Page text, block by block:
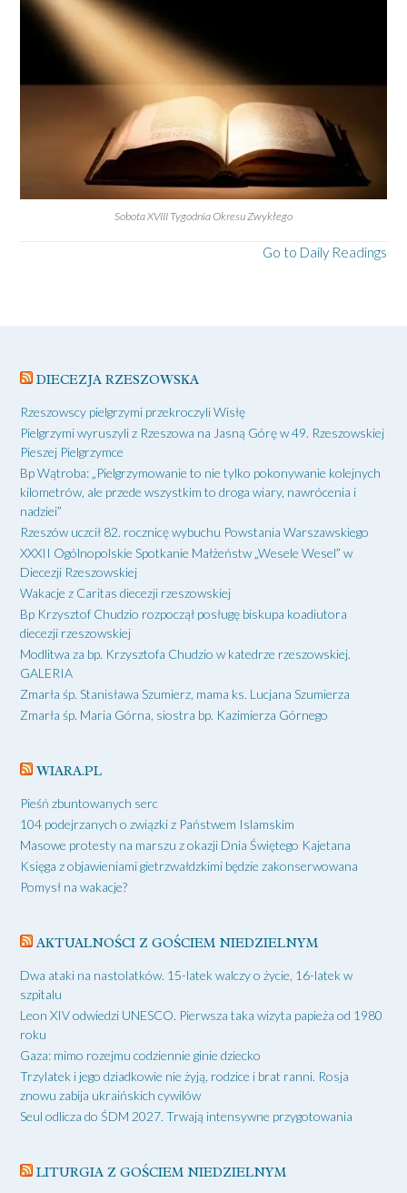
Sobota XVIII Tygodnia Okresu Zwykłego
Go to Daily Readings
DIECEZJA RZESZOWSKA
Rzeszowscy pielgrzymi przekroczyli Wisłę
Pielgrzymi wyruszyli z Rzeszowa na Jasną Górę w 49. Rzeszowskiej
Pieszej Pielgrzymce
Bp Wątroba: „Pielgrzymowanie to nie tylko pokonywanie kolejnych
kilometrów, ale przede wszystkim to droga wiary, nawrócenia i
nadziei”
Rzeszów uczcił 82. rocznicę wybuchu Powstania Warszawskiego
XXXII Ogólnopolskie Spotkanie Małżeństw „Wesele Wesel” w
Diecezji Rzeszowskiej
Wakacje z Caritas diecezji rzeszowskiej
Bp Krzysztof Chudzio rozpoczął posługę biskupa koadiutora
diecezji rzeszowskiej
Modlitwa za bp. Krzysztofa Chudzio w katedrze rzeszowskiej.
GALERIA
Zmarła śp. Stanisława Szumierz, mama ks. Lucjana Szumierza
Zmarła śp. Maria Górna, siostra bp. Kazimierza Górnego
WIARA.PL
Pieśń zbuntowanych serc
104 podejrzanych o związki z Państwem Islamskim
Masowe protesty na marszu z okazji Dnia Świętego Kajetana
Księga z objawieniami gietrzwałdzkimi będzie zakonserwowana
Pomysł na wakacje?
AKTUALNOŚCI Z GOŚCIEM NIEDZIELNYM
Dwa ataki na nastolatków. 15-latek walczy o życie, 16-latek w
szpitalu
Leon XIV odwiedzi UNESCO. Pierwsza taka wizyta papieża od 1980
roku
Gaza: mimo rozejmu codziennie ginie dziecko
Trzylatek i jego dziadkowie nie żyją, rodzice i brat ranni. Rosja
znowu zabija ukraińskich cywilów
Seul odlicza do ŚDM 2027. Trwają intensywne przygotowania
LITURGIA Z GOŚCIEM NIEDZIELNYM